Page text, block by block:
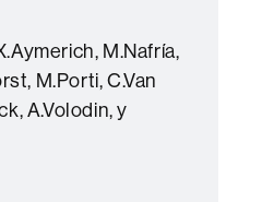
M.Nafría,
M.Porti, C.Van
A.Volodin, y